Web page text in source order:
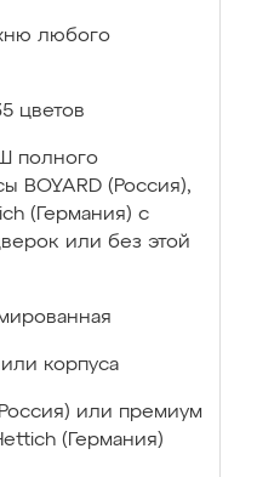
любого
цветов
полного
BOYARD (Россия),
(Германия) с
или без этой
корпуса
или премиум
(Германия)